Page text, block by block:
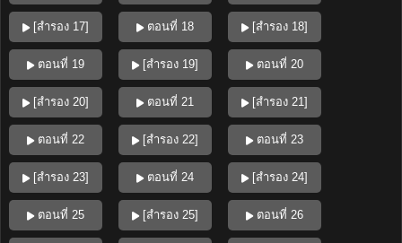
[สำรอง 17] ตอนที่ 18 [สำรอง 18]
ตอนที่ 19 [สำรอง 19] ตอนที่ 20
[สำรอง 20] ตอนที่ 21 [สำรอง 21]
ตอนที่ 22 [สำรอง 22] ตอนที่ 23
[สำรอง 23] ตอนที่ 24 [สำรอง 24]
ตอนที่ 25 [สำรอง 25] ตอนที่ 26